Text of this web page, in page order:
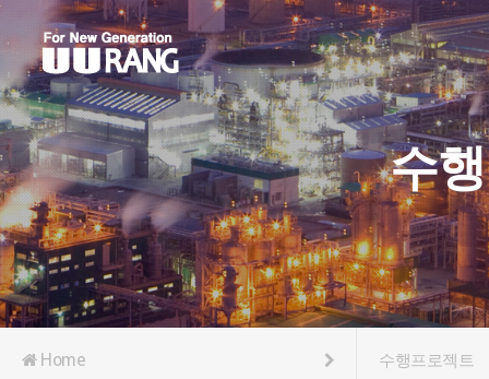
수
Home 수행프로젝트